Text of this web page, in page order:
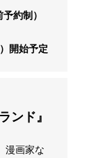
約制）
開始予定
ンド』
漫画家な